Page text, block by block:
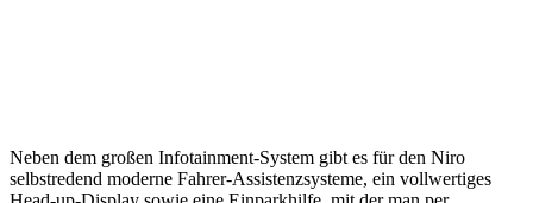
Neben dem großen Infotainment-System gibt es für den Niro
selbstredend moderne Fahrer-Assistenzsysteme, ein vollwertiges